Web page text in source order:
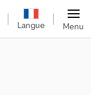
Langue Menu